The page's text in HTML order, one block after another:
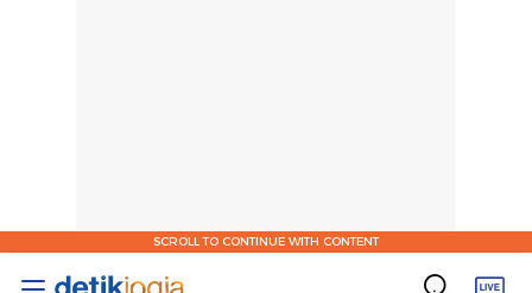
SCROLL TO CONTINUE WITH CONTENT